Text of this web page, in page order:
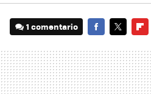
1 comentario